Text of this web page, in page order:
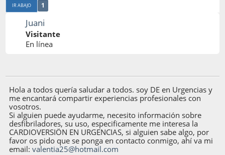
IR ABAJO 1
Juani
Visitante
En línea
Hola a todos quería saludar a todos. soy DE en Urgencias y
me encantará compartir experiencias profesionales con
vosotros.
Si alguien puede ayudarme, necesito información sobre
desfibriladores, su uso, especificamente me interesa la
CARDIOVERSIÖN EN URGENCIAS, si alguien sabe algo, por
favor os pido que se ponga en contacto conmigo, ahí va mi
email:valentia25@hotmail.com